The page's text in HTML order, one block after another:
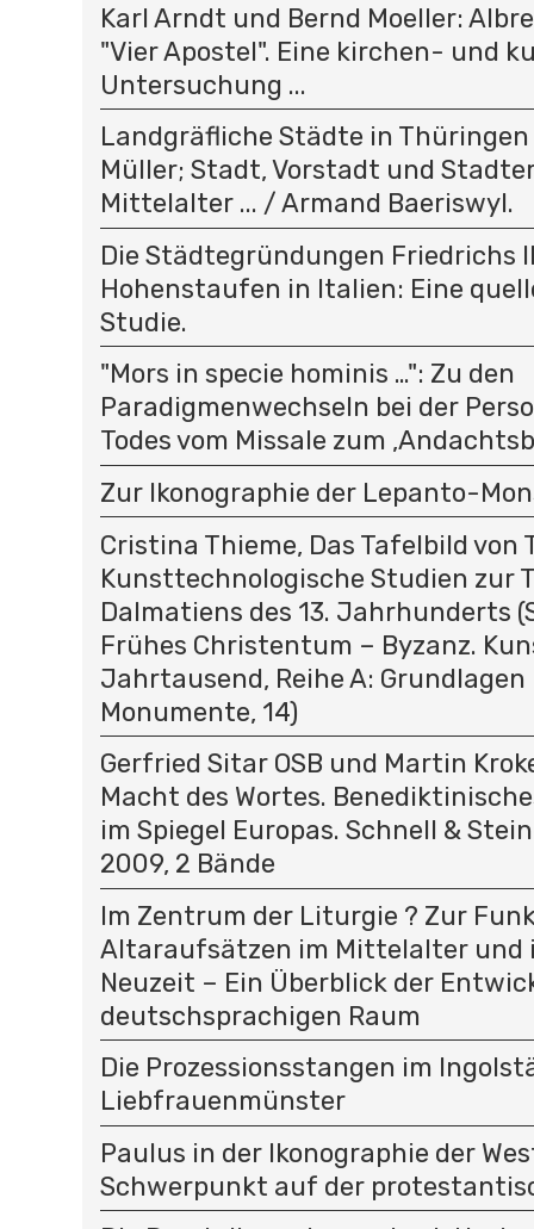
Karl Arndt und Bernd Moeller:
"Vier Apostel". Eine kirchen- und
Untersuchung ...
Landgräfliche Städte in
Müller; Stadt, Vorstadt und
Mittelalter ... / Armand Baeriswyl.
Die Städtegründungen Friedrichs
Hohenstaufen in Italien: Eine
Studie.
"Mors in specie hominis …": Zu den
Paradigmenwechseln bei der
Todes vom Missale zum
Zur Ikonographie der Lepanto-
Cristina Thieme, Das Tafelbild von
Kunsttechnologische Studien zur
Dalmatiens des 13. Jahrhunderts
Frühes Christentum – Byzanz.
Jahrtausend, Reihe A: Grundlagen
Monumente, 14)
Gerfried Sitar OSB und Martin
Macht des Wortes.
im Spiegel Europas. Schnell &
2009, 2 Bände
Im Zentrum der Liturgie ? Zur
Altaraufsätzen im Mittelalter und
Neuzeit – Ein Überblick der
deutschsprachigen Raum
Die Prozessionsstangen im
Liebfrauenmünster
Paulus in der Ikonographie der
Schwerpunkt auf der